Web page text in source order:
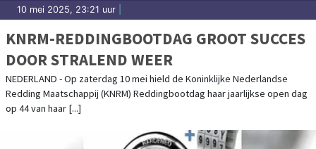
10 mei 2025, 23:21 uur
KNRM-REDDINGBOOTDAG GROOT SUCCES
DOOR STRALEND WEER
NEDERLAND - Op zaterdag 10 mei hield de Koninklijke Nederlandse
Redding Maatschappij (KNRM) Reddingbootdag haar jaarlijkse open dag
op 44 van haar [...]